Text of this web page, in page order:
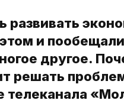
развивать
и
другое.
решать
телеканала